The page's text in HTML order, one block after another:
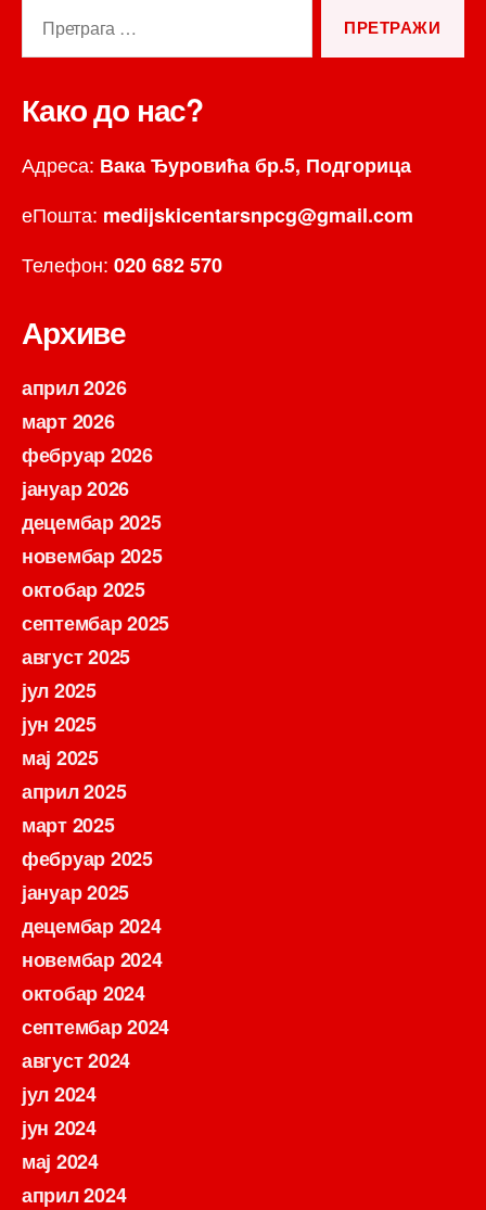
Како до нас?
Адреса: Вака Ђуровића бр.5, Подгорица
еПошта: medijskicentarsnpcg@gmail.com
Телефон: 020 682 570
Архиве
април 2026
март 2026
фебруар 2026
јануар 2026
децембар 2025
новембар 2025
октобар 2025
септембар 2025
август 2025
јул 2025
јун 2025
мај 2025
април 2025
март 2025
фебруар 2025
јануар 2025
децембар 2024
новембар 2024
октобар 2024
септембар 2024
август 2024
јул 2024
јун 2024
мај 2024
април 2024